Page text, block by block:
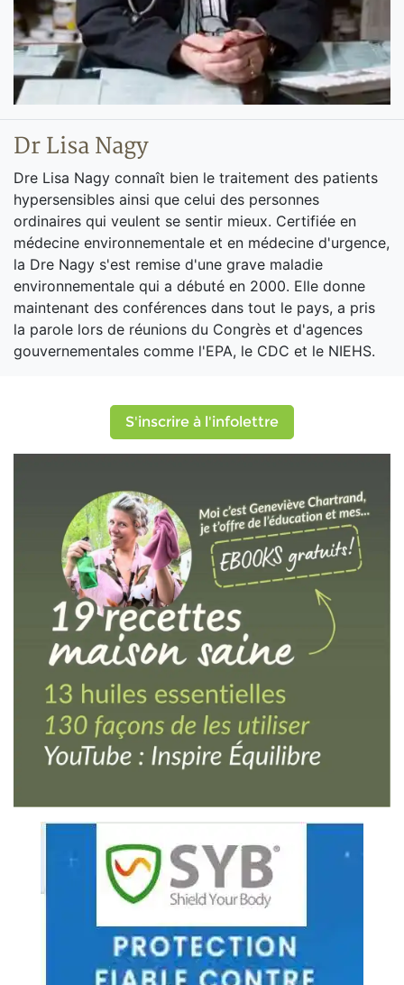
Dr Lisa Nagy
Dre Lisa Nagy connaît bien le traitement des patients
hypersensibles ainsi que celui des personnes
ordinaires qui veulent se sentir mieux. Certifiée en
médecine environnementale et en médecine d'urgence,
la Dre Nagy s'est remise d'une grave maladie
environnementale qui a débuté en 2000. Elle donne
maintenant des conférences dans tout le pays, a pris
la parole lors de réunions du Congrès et d'agences
gouvernementales comme l'EPA, le CDC et le NIEHS.
S'inscrire à l'infolettre